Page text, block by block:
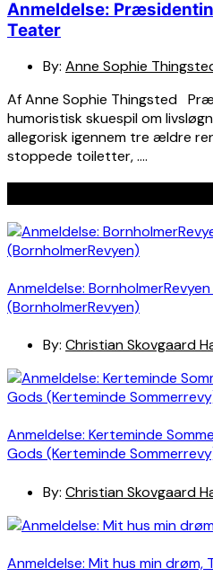
Anmeldelse:
Teater
By: Anne Sophie
Af Anne Sophie Thingsted
humoristisk skuespil om
allegorisk igennem tre ældre
stoppede toiletter, ….
Anmeldelse:
(BornholmerRevyen)
By: Christian Skovgaard
Anmeldelse: Kerteminde
Gods (Kerteminde
By: Christian Skovgaard
Anmeldelse: Mit hus min drøm,